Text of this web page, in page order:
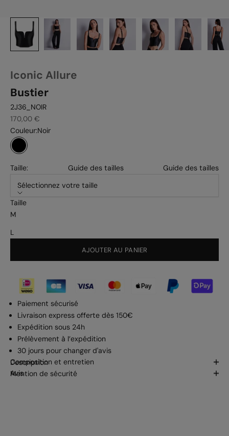
Iconic Allure
Bustier
2J36_NOIR
Prix de vente
170,00 €
Couleur:Noir
Noir
Taille:
Guide des tailles
Guide des tailles
Sélectionnez votre taille
Taille
M
L
AJOUTER AU PANIER
Paiement sécurisé
Livraison express offerte dès 150€
Expédition sous 24h
Prélèvement à l’expédition
30 jours pour changer d'avis
Description
Composition et entretien
Mention de sécurité
Avis